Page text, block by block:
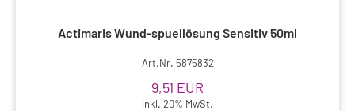
Actimaris Wund-spuellösung Sensitiv 50ml
Art.Nr. 5875832
9,51 EUR
inkl. 20% MwSt.